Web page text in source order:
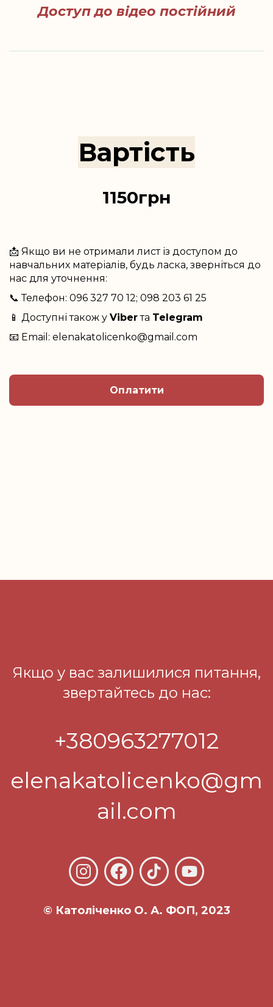
Доступ до відео постійний
Вартість
1150грн
📩 Якщо ви не отримали лист із доступом до
навчальних матеріалів, будь ласка, зверніться до
нас для уточнення:
📞 Телефон: 096 327 70 12; 098 203 61 25
📱 Доступні також у Viberта Telegram
📧 Email: elenakatolicenko@gmail.com
Оплатити
Якщо у вас залишилися питання,
звертайтесь до нас:
+380963277012
elenakatolicenko@gm
ail.com
© Католіченко О. А. ФОП, 2023